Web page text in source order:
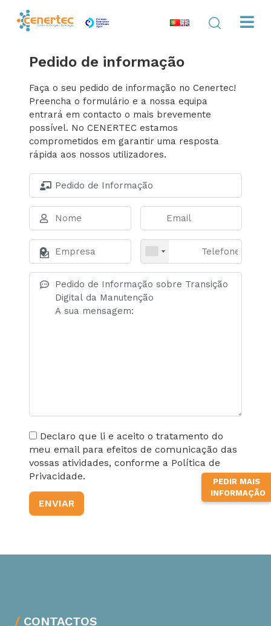
PEDIR MAIS
INFORMAÇÃO
Pedido de informação
Faça o seu pedido de informação no Cenertec!
Preencha o formulário e a nossa equipa
entrará em contacto o mais brevemente
possível. No CENERTEC estamos
comprometidos em garantir uma resposta
rápida aos nossos utilizadores.
Declaro que li e aceito o tratamento do
meu email para efeitos de comunicação das
vossas atividades, conforme a Política de
Privacidade.
CONTACTOS